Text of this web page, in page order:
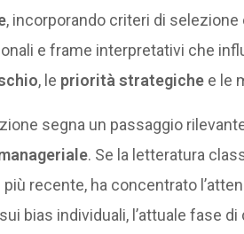
, incorporando criteri di selezione
e frame interpretativi che
, le priorità strategichee le
segna un passaggio
. Se la letteratura
recente, ha concentrato
bias individuali, l’attuale fase